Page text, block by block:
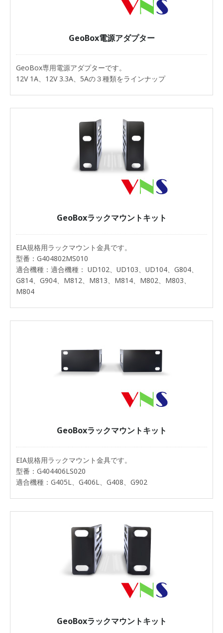
GeoBox電源アダプター
GeoBox専用電源アダプターです。
12V 1A、12V 3.3A、5Aの３種類をラインナップ
GeoBoxラックマウントキット
EIA規格用ラックマウント金具です。
型番：G404802MS010
適合機種：適合機種： UD102、UD103、UD104、G804、
G814、G904、M812、M813、M814、M802、M803、
M804
GeoBoxラックマウントキット
EIA規格用ラックマウント金具です。
型番：G404406LS020
適合機種：G405L、G406L、G408、G902
GeoBoxラックマウントキット